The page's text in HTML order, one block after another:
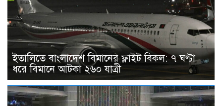
ইতালিতে বাংলাদেশ বিমানের ফ্লাইট বিকল: ৭ ঘণ্টা
ধরে বিমানে আটকা ২৬০ যাত্রী